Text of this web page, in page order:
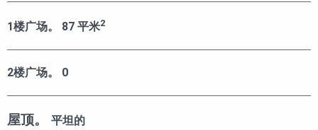
1楼广场。 87 平米2
2楼广场。 0
屋顶。 平坦的